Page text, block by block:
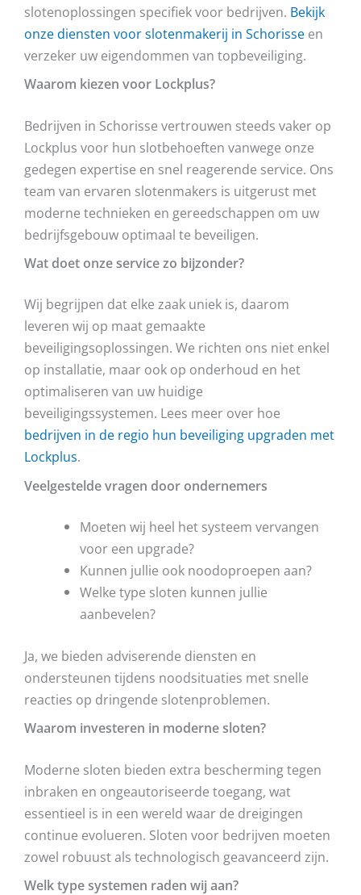
slotenoplossingen specifiek voor bedrijven. Bekijk
onze diensten voor slotenmakerij in Schorisse en
verzeker uw eigendommen van topbeveiliging.
Waarom kiezen voor Lockplus?
Bedrijven in Schorisse vertrouwen steeds vaker op
Lockplus voor hun slotbehoeften vanwege onze
gedegen expertise en snel reagerende service. Ons
team van ervaren slotenmakers is uitgerust met
moderne technieken en gereedschappen om uw
bedrijfsgebouw optimaal te beveiligen.
Wat doet onze service zo bijzonder?
Wij begrijpen dat elke zaak uniek is, daarom
leveren wij op maat gemaakte
beveiligingsoplossingen. We richten ons niet enkel
op installatie, maar ook op onderhoud en het
optimaliseren van uw huidige
beveiligingssystemen. Lees meer over hoe
bedrijven in de regio hun beveiliging upgraden met
Lockplus.
Veelgestelde vragen door ondernemers
Moeten wij heel het systeem vervangen
voor een upgrade?
Kunnen jullie ook noodoproepen aan?
Welke type sloten kunnen jullie
aanbevelen?
Ja, we bieden adviserende diensten en
ondersteunen tijdens noodsituaties met snelle
reacties op dringende slotenproblemen.
Waarom investeren in moderne sloten?
Moderne sloten bieden extra bescherming tegen
inbraken en ongeautoriseerde toegang, wat
essentieel is in een wereld waar de dreigingen
continue evolueren. Sloten voor bedrijven moeten
zowel robuust als technologisch geavanceerd zijn.
Welk type systemen raden wij aan?